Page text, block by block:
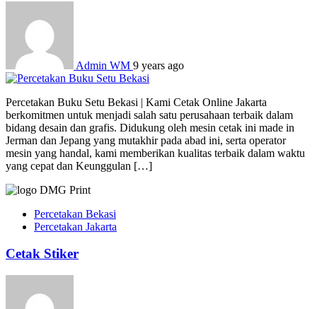
Admin WM 9 years ago
Percetakan Buku Setu Bekasi | Kami Cetak Online Jakarta
berkomitmen untuk menjadi salah satu perusahaan terbaik dalam
bidang desain dan grafis. Didukung oleh mesin cetak ini made in
Jerman dan Jepang yang mutakhir pada abad ini, serta operator
mesin yang handal, kami memberikan kualitas terbaik dalam waktu
yang cepat dan Keunggulan […]
Percetakan Bekasi
Percetakan Jakarta
Cetak Stiker